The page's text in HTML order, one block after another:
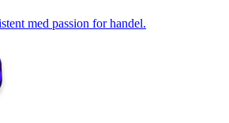
med passion for handel.